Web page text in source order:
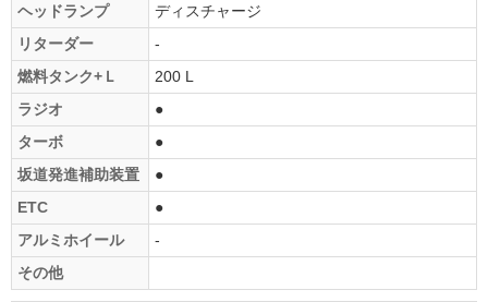
ヘッドランプ
ディスチャージ
リターダー
-
燃料タンク+Ｌ
200 L
ラジオ
●
ターボ
●
坂道発進補助装置
●
ETC
●
アルミホイール
-
その他